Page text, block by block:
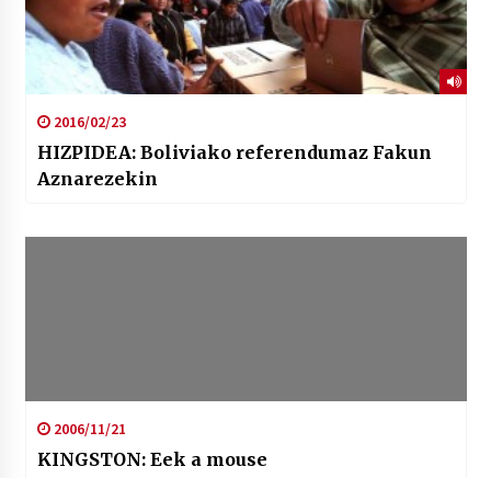
2016/02/23
HIZPIDEA: Boliviako referendumaz Fakun
Aznarezekin
2006/11/21
KINGSTON: Eek a mouse